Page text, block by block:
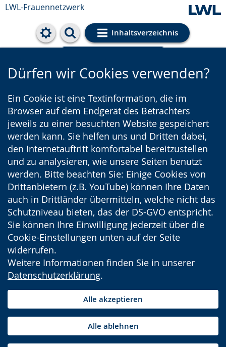
LWL-Frauennetzwerk
Inhaltsverzeichnis
Cookie-Einstellungen
Dürfen wir Cookies verwenden?
Ein Cookie ist eine Textinformation, die im
Browser auf dem Endgerät des Betrachters
jeweils zu einer besuchten Website gespeichert
werden kann. Sie helfen uns und Dritten dabei,
den Internetauftritt komfortabel bereitzustellen
und zu analysieren, wie unsere Seiten benutzt
werden. Bitte beachten Sie: Einige Cookies von
Drittanbietern (z.B. YouTube) können Ihre Daten
auch in Drittländer übermitteln, welche nicht das
Schutzniveau bieten, das der DS-GVO entspricht.
Sie können Ihre Einwilligung jederzeit über die
Cookie-Einstellungen unten auf der Seite
widerrufen.
Weitere Informationen finden Sie in unserer
Datenschutzerklärung.
Alle akzeptieren
Alle ablehnen